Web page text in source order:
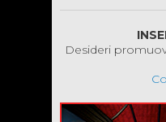
Desideri